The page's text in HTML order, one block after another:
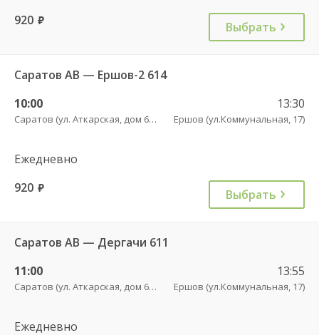
920 руб. Выбрать
Саратов АВ — Ершов-2 614
10:00
Саратов (ул. Аткарская, дом 66 А)
13:30
Ершов (ул.Коммунальная, 17)
Ежедневно
920 руб. Выбрать
Саратов АВ — Дергачи 611
11:00
Саратов (ул. Аткарская, дом 66 А)
13:55
Ершов (ул.Коммунальная, 17)
Ежедневно